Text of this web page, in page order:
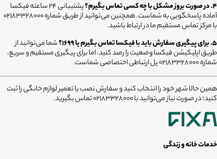
۴. در صورت بروز مشکل با چه کسی تماس بگیرم؟
پشتیبانی ۲۴ ساعته فیکسا
آماده پاسخگویی به شماست. همچنین می‌توانید از طریق شماره ۰۲۱۸۳۳۲۸۰۰۰
با مرکز تماس مستقیم ما در ارتباط باشید.
۵. برای پیگیری سفارش باید با فیکسا تماس بگیرم یا ۱۶۹۹؟
شما می‌توانید از
طریق اپلیکیشن فیکسا وضعیت را رصد کنید، اما برای پیگیری مستقیم و سریع،
شماره ۰۲۱۸۳۳۲۸۰۰۰ پل ارتباطی اختصاصی شماست.
همین حالا شهر خود را انتخاب کنید و سفارش نصب یا تعمیر لوازم خانگی را ثبت
کنید؛ در صورت نیاز می‌توانید با 02183328000 تماس بگیرید.
خدمات خانه و زندگی